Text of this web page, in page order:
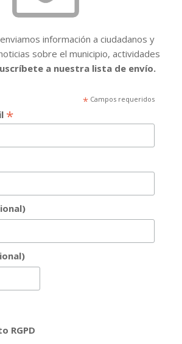
información a ciudadanos y
sobre el municipio, actividades
a nuestra lista de envío.
*Campos requeridos
*
RGPD